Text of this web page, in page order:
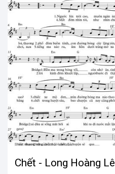
Chết - Long Hoàng Lê